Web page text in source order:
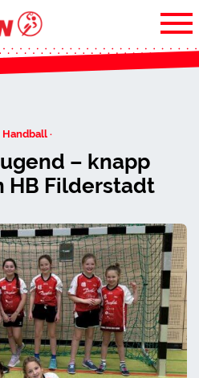
Handball ·
– knapp
HB Filderstadt